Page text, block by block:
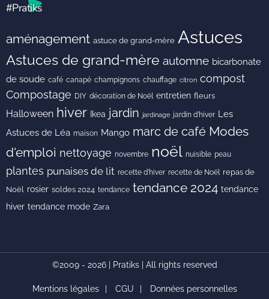
#Pratiks
aménagement astuce de grand-mère Astuces
Astuces de grand-mère automne bicarbonate
de soude café canapé champignons chauffage citron compost
Compostage DIY décoration de Noël entretien fleurs
Halloween hiver Ikea jardin jardinage jardin d'hiver Les
Astuces de Léa maison Mango marc de café Modes
d'emploi nettoyage novembre noël nuisible peau
plantes punaises de lit recette d'hiver recette de Noël repas de
Noël rosier soldes 2024 tendance tendance 2024 tendance
hiver tendance mode Zara
©2009 - 2026 | Pratiks | All rights reserved
Mentions légales CGU Données personnelles